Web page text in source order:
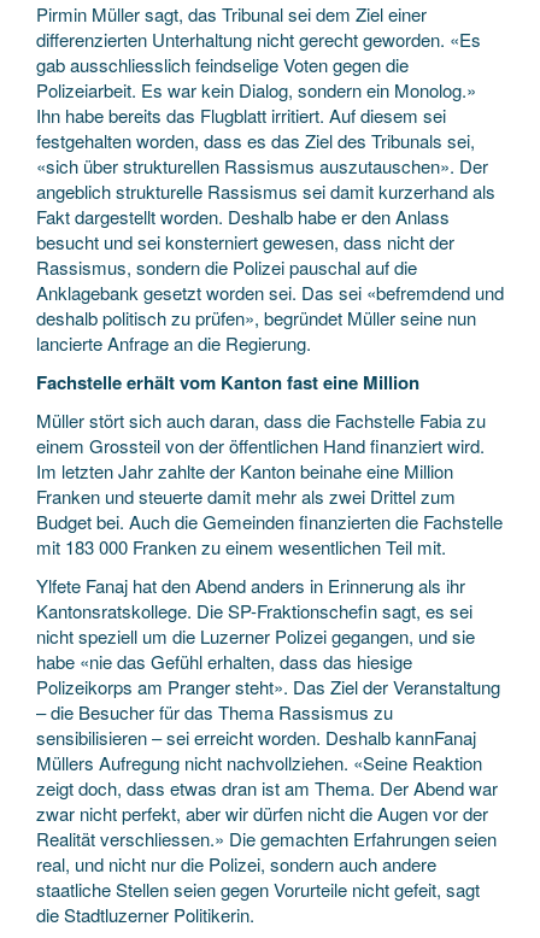
Pirmin Müller sagt, das Tribunal sei dem Ziel einer
differenzierten Unterhaltung nicht gerecht geworden. «Es
gab ausschliesslich feindselige Voten gegen die
Polizeiarbeit. Es war kein Dialog, sondern ein Monolog.»
Ihn habe bereits das Flugblatt irritiert. Auf diesem sei
festgehalten worden, dass es das Ziel des Tribunals sei,
«sich über strukturellen Rassismus auszutauschen». Der
angeblich strukturelle Rassismus sei damit kurzerhand als
Fakt dargestellt worden. Deshalb habe er den Anlass
besucht und sei konsterniert gewesen, dass nicht der
Rassismus, sondern die Polizei pauschal auf die
Anklagebank gesetzt worden sei. Das sei «befremdend und
deshalb politisch zu prüfen», begründet Müller seine nun
lancierte Anfrage an die Regierung.
Fachstelle erhält vom Kanton fast eine Million
Müller stört sich auch daran, dass die Fachstelle Fabia zu
einem Grossteil von der öffentlichen Hand finanziert wird.
Im letzten Jahr zahlte der Kanton beinahe eine Million
Franken und steuerte damit mehr als zwei Drittel zum
Budget bei. Auch die Gemeinden finanzierten die Fachstelle
mit 183 000 Franken zu einem wesentlichen Teil mit.
Ylfete Fanaj hat den Abend anders in Erinnerung als ihr
Kantonsratskollege. Die SP-Fraktionschefin sagt, es sei
nicht speziell um die Luzerner Polizei gegangen, und sie
habe «nie das Gefühl erhalten, dass das hiesige
Polizeikorps am Pranger steht». Das Ziel der Veranstaltung
– die Besucher für das Thema Rassismus zu
sensibilisieren – sei erreicht worden. Deshalb kannFanaj
Müllers Aufregung nicht nachvollziehen. «Seine Reaktion
zeigt doch, dass etwas dran ist am Thema. Der Abend war
zwar nicht perfekt, aber wir dürfen nicht die Augen vor der
Realität verschliessen.» Die gemachten Erfahrungen seien
real, und nicht nur die Polizei, sondern auch andere
staatliche Stellen seien gegen Vorurteile nicht gefeit, sagt
die Stadtluzerner Politikerin.